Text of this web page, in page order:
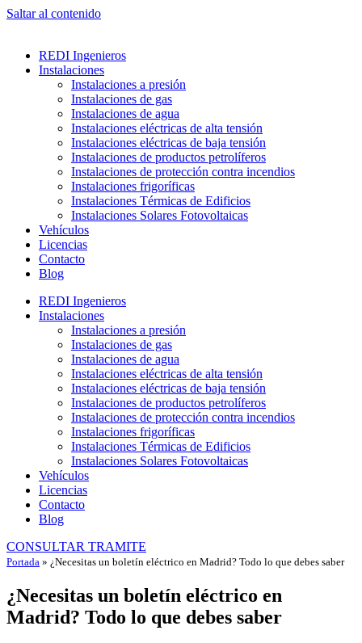
Saltar al contenido
REDI Ingenieros
Instalaciones
Instalaciones a presión
Instalaciones de gas
Instalaciones de agua
Instalaciones eléctricas de alta tensión
Instalaciones eléctricas de baja tensión
Instalaciones de productos petrolíferos
Instalaciones de protección contra incendios
Instalaciones frigoríficas
Instalaciones Térmicas de Edificios
Instalaciones Solares Fotovoltaicas
Vehículos
Licencias
Contacto
Blog
REDI Ingenieros
Instalaciones
Instalaciones a presión
Instalaciones de gas
Instalaciones de agua
Instalaciones eléctricas de alta tensión
Instalaciones eléctricas de baja tensión
Instalaciones de productos petrolíferos
Instalaciones de protección contra incendios
Instalaciones frigoríficas
Instalaciones Térmicas de Edificios
Instalaciones Solares Fotovoltaicas
Vehículos
Licencias
Contacto
Blog
CONSULTAR TRAMITE
Portada » ¿Necesitas un boletín eléctrico en Madrid? Todo lo que debes saber
¿Necesitas un boletín eléctrico en
Madrid? Todo lo que debes saber